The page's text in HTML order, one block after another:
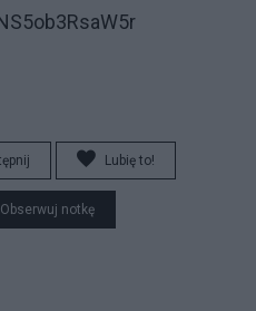
Lubię to!
Obserwuj notkę